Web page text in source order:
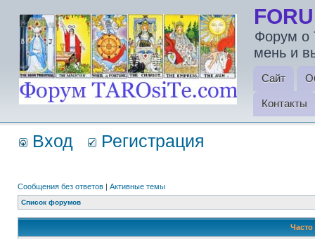
Форум о
мень и
Сайт
Контакты
Вход Регистрация
Сообщения без ответов | Активные темы
Список форумов